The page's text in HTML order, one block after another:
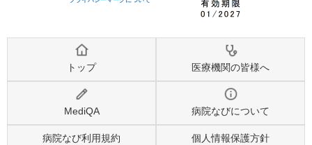
トップ 医療機関の皆様へ
MediQA 病院なびについて
病院なび利用規約 個人情報保護方針